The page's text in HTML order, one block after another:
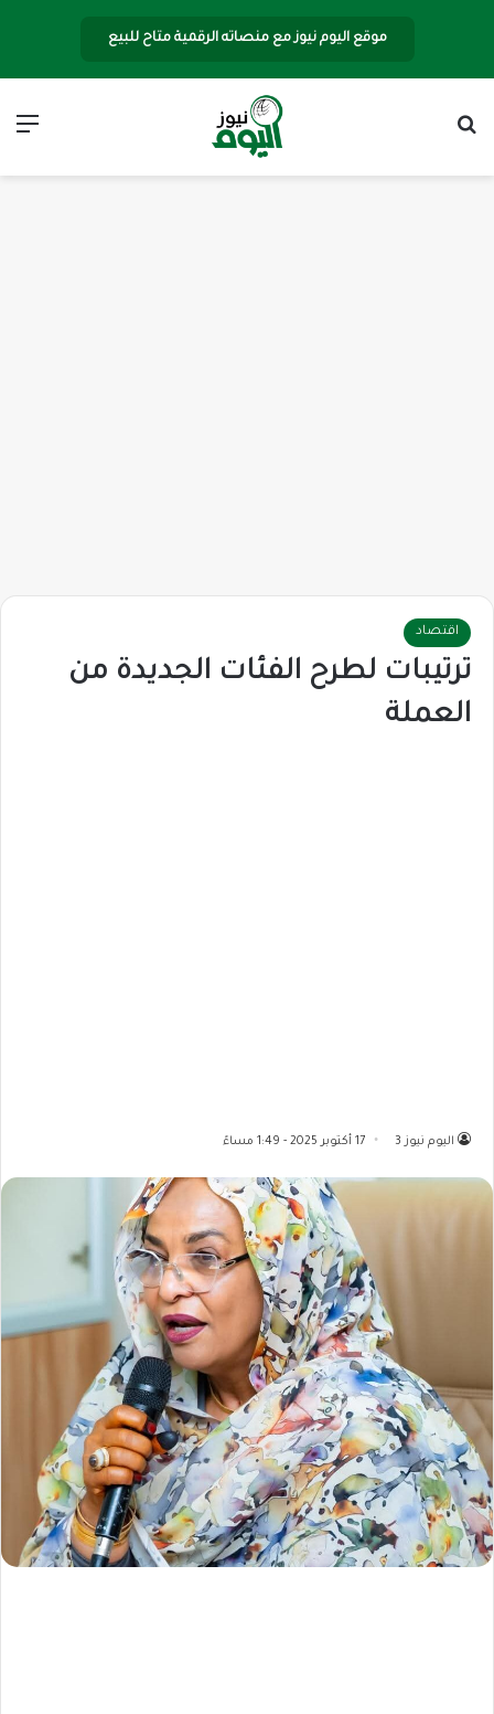
موقع اليوم نيوز مع منصاته الرقمية متاح للبيع
اقتصاد
ترتيبات لطرح الفئات الجديدة من
العملة
اليوم نيوز 3 17 أكتوبر 2025 - 1:49 مساءً